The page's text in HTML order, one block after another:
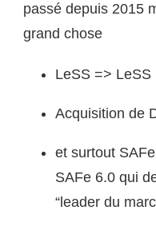
passé depuis 2015
grand chose
LeSS => LeSS
Acquisition de
et surtout
SAFe 6.0 qui
“leader du